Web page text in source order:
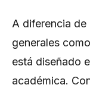
A diferencia
generales
está diseñado
académica.